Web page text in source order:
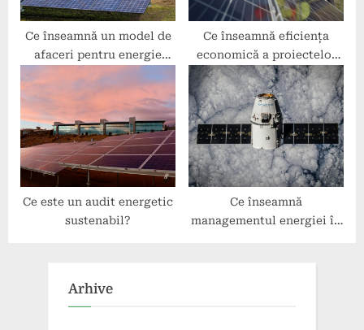
Ce înseamnă un model de
afaceri pentru energie
verde?
Ce înseamnă eficiența
economică a proiectelor
de energie regenerabilă?
Ce este un audit energetic
sustenabil?
Ce înseamnă
managementul energiei în
Arhive